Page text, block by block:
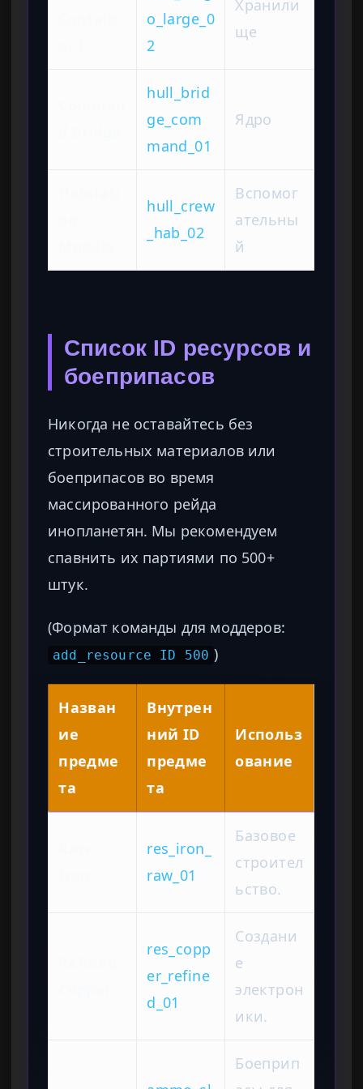
o_large_0
2
Хранили
ще
hull_brid
ge_com
mand_01
Ядро
hull_crew
_hab_02
Вспомог
ательны
й
Список ID ресурсов и
боеприпасов
Никогда не оставайтесь без
строительных материалов или
боеприпасов во время
массированного рейда
инопланетян. Мы рекомендуем
спавнить их партиями по 500+
штук.
(Формат команды для моддеров:
add_resource ID 500 )
Назван
ие
предме
та
Внутрен
ний ID
предме
та
Использ
ование
res_iron_
raw_01
Базовое
строител
ьство.
res_copp
er_refine
d_01
Создани
е
электрон
ики.
Боеприп